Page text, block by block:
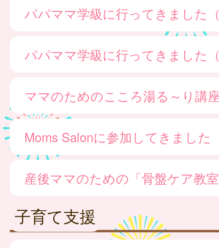
パパママ学級に行ってきました
パパママ学級に行ってきました
ママのためのこころ湯る～り講
Moms Salonに参加してきました
産後ママのための「骨盤ケア教
子育て支援